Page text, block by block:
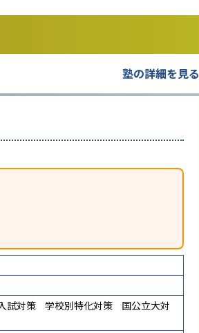
塾の詳細を見る
試対策 学校別特化対策
国公立大対